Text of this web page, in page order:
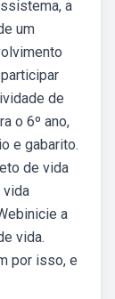
a
um
de
o 6º ano,
e gabarito.
de vida
vida
a
vida.
por isso, e